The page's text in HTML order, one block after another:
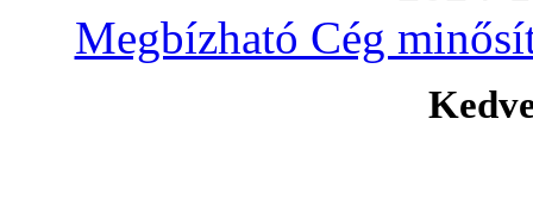
Megbízható Cég